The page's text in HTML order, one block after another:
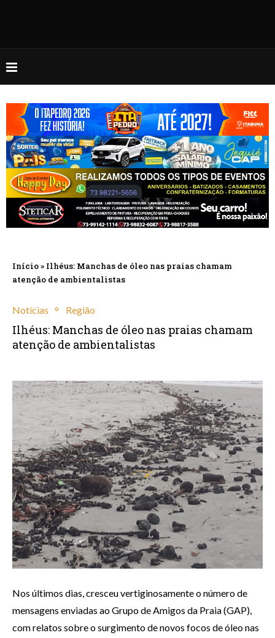
Início» Ilhéus: Manchas de óleo nas praias chamam
atenção de ambientalistas
Notícias Região
Ilhéus: Manchas de óleo nas praias chamam
atenção de ambientalistas
Nos últimos dias, cresceu vertiginosamente o número de
mensagens enviadas ao Grupo de Amigos da Praia (GAP),
com relatos sobre o surgimento de novos focos de óleo nas